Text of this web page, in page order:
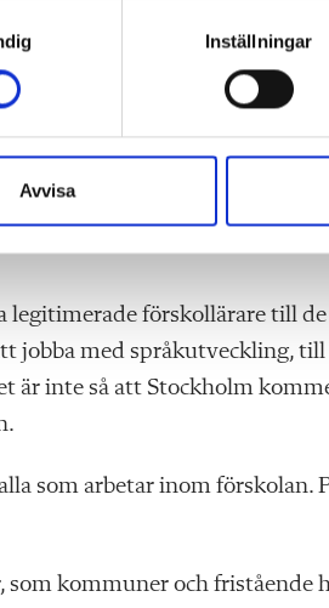
Inställningar
Avvisa
villkor, och Lotta
är lägre i socioekonomiskt
förskolor, samt erbjuda
kronor extra i månaden.
legitimerade förskollärare till
jobba med språkutveckling,
är inte så att Stockholm
som arbetar inom förskolan.
kommuner och fristående